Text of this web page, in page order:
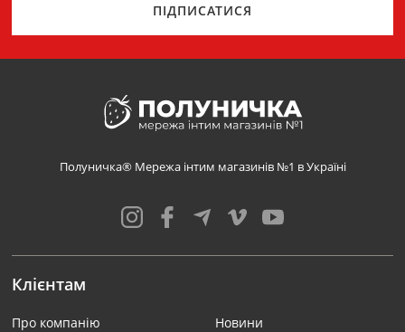
ПІДПИСАТИСЯ
Полуничка® Мережа інтим магазинів №1 в Україні
Клієнтам
Про компанію
Новини